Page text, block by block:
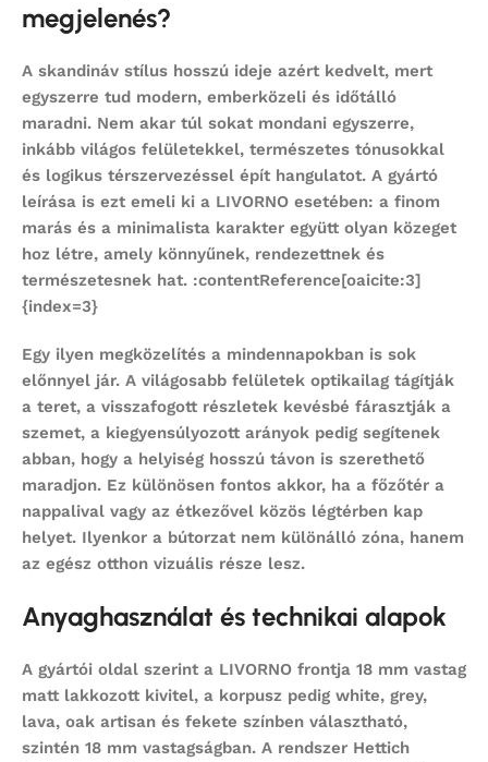
megjelenés?
A skandináv stílus hosszú ideje azért kedvelt, mert
egyszerre tud modern, emberközeli és időtálló
maradni. Nem akar túl sokat mondani egyszerre,
inkább világos felületekkel, természetes tónusokkal
és logikus térszervezéssel épít hangulatot. A gyártó
leírása is ezt emeli ki a LIVORNO esetében: a finom
marás és a minimalista karakter együtt olyan közeget
hoz létre, amely könnyűnek, rendezettnek és
természetesnek hat. :contentReference[oaicite:3]
{index=3}
Egy ilyen megközelítés a mindennapokban is sok
előnnyel jár. A világosabb felületek optikailag tágítják
a teret, a visszafogott részletek kevésbé fárasztják a
szemet, a kiegyensúlyozott arányok pedig segítenek
abban, hogy a helyiség hosszú távon is szerethető
maradjon. Ez különösen fontos akkor, ha a főzőtér a
nappalival vagy az étkezővel közös légtérben kap
helyet. Ilyenkor a bútorzat nem különálló zóna, hanem
az egész otthon vizuális része lesz.
Anyaghasználat és technikai alapok
A gyártói oldal szerint a LIVORNO frontja 18 mm vastag
matt lakkozott kivitel, a korpusz pedig white, grey,
lava, oak artisan és fekete színben választható,
szintén 18 mm vastagságban. A rendszer Hettich